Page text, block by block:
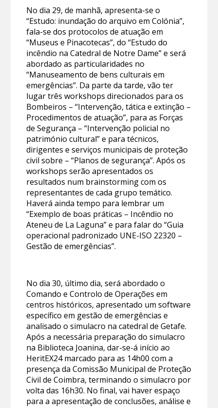
No dia 29, de manhã, apresenta-se o
“Estudo: inundação do arquivo em Colónia”,
fala-se dos protocolos de atuação em
“Museus e Pinacotecas”, do “Estudo do
incêndio na Catedral de Notre Dame” e será
abordado as particularidades no
“Manuseamento de bens culturais em
emergências”. Da parte da tarde, vão ter
lugar três workshops direcionados para os
Bombeiros – “Intervenção, tática e extinção –
Procedimentos de atuação”, para as Forças
de Segurança – “Intervenção policial no
património cultural” e para técnicos,
dirigentes e serviços municipais de proteção
civil sobre – “Planos de segurança”. Após os
workshops serão apresentados os
resultados num brainstorming com os
representantes de cada grupo temático.
Haverá ainda tempo para lembrar um
“Exemplo de boas práticas – Incêndio no
Ateneu de La Laguna” e para falar do “Guia
operacional padronizado UNE-ISO 22320 –
Gestão de emergências”.
No dia 30, último dia, será abordado o
Comando e Controlo de Operações em
centros históricos, apresentado um software
específico em gestão de emergências e
analisado o simulacro na catedral de Getafe.
Após a necessária preparação do simulacro
na Biblioteca Joanina, dar-se-á início ao
HeritEX24 marcado para as 14h00 com a
presença da Comissão Municipal de Proteção
Civil de Coimbra, terminando o simulacro por
volta das 16h30. No final, vai haver espaço
para a apresentação de conclusões, análise e